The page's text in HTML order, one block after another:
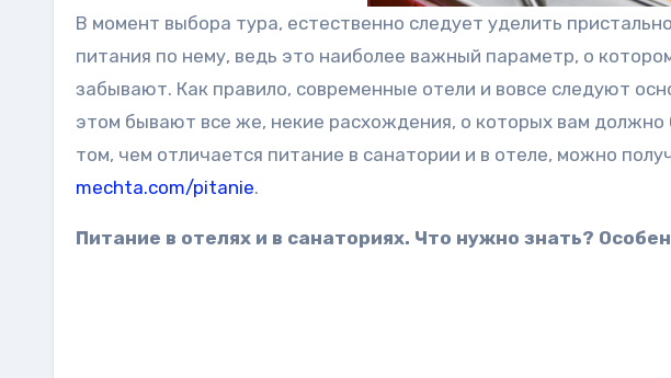
В момент выбора тура, естественно следует уделить
питания по нему, ведь это наиболее важный параметр, о
забывают. Как правило, современные отели и вовсе следуют
этом бывают все же, некие расхождения, о которых вам
том, чем отличается питание в санатории и в отеле, можно
mechta.com/pitanie.
Питание в отелях и в санаториях. Что нужно знать?